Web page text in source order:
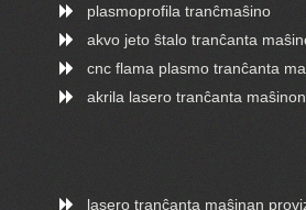
plasmoprofila tranĉmaŝino
akvo jeto ŝtalo tranĉanta
cnc flama plasmo tranĉanta
akrila lasero tranĉanta maŝinon
lasero tranĉanta maŝinan